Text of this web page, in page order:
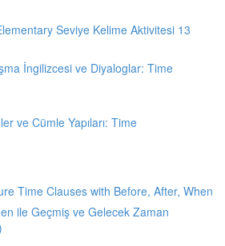
Seviye Kelime Aktivitesi 13
İngilizcesi ve Diyaloglar: Time
ve Cümle Yapıları: Time
Time Clauses with Before, After, When
ile Geçmiş ve Gelecek Zaman